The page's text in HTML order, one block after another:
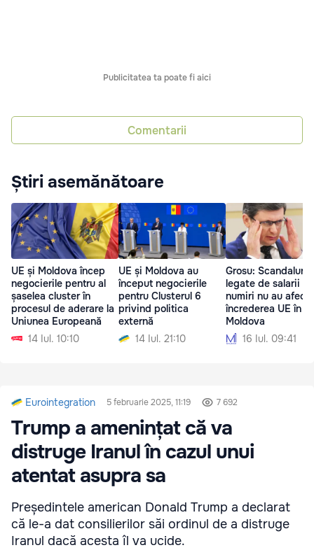
Publicitatea ta poate fi aici
Comentarii
Știri asemănătoare
UE și Moldova încep
negocierile pentru al
șaselea cluster în
procesul de aderare la
Uniunea Europeană
14 Iul. 10:10
UE și Moldova au
început negocierile
pentru Clusterul 6
privind politica
externă
14 Iul. 21:10
Grosu: Scandalurile
legate de salarii și
numiri nu au
încrederea UE în
Moldova
16 Iul. 09:41
Eurointegration 5 februarie 2025, 11:19 7 692
Trump a amenințat că va
distruge Iranul în cazul unui
atentat asupra sa
Președintele american Donald Trump a declarat
că le-a dat consilierilor săi ordinul de a distruge
Iranul dacă acesta îl va ucide.